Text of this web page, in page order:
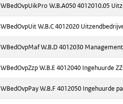
WBedOvpUikPro W.B.A050 4012010.05
WBedOvpUit W.B.C 4012020
WBedOvpMaf W.B.D 4012030
WBedOvpZzp W.B.E 4012040 Ingehuurde
WBedOvpPay W.B.F 4012050 Ingehuurde